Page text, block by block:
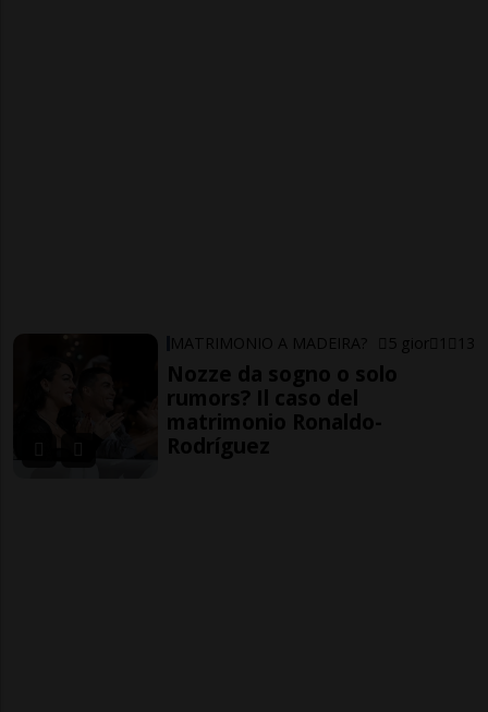
MATRIMONIO A MADEIRA? 5 gior 1 13
Nozze da sogno o solo
rumors? Il caso del
matrimonio Ronaldo-
Rodríguez